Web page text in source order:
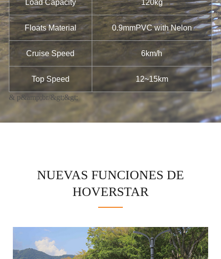
Load Capacity 120kg
Floats Material 0.9mmPVC with Nelon
Cruise Speed 6km/h
Top Speed 12~15km
& p&amp;br/&gt;&gt;
NUEVAS FUNCIONES DE
HOVERSTAR